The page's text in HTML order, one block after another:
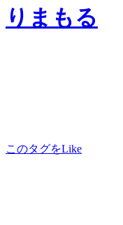
りまもる
このタグをLike